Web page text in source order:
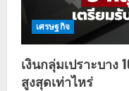
เศรษฐกิจ
เงินกลุ่มเปราะบาง
สูงสุดเท่าไหร่